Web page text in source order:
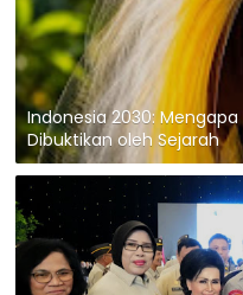
Indonesia 2030:
Dibuktikan oleh Sejarah